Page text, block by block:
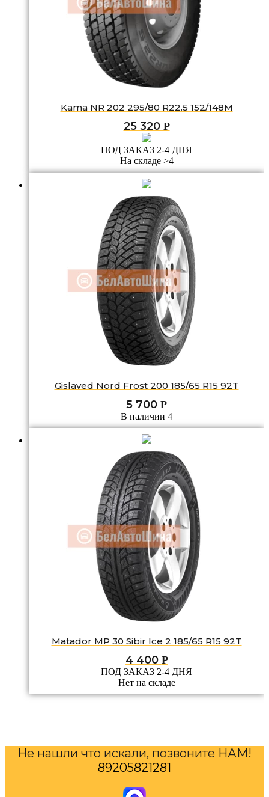
Kama NR 202 295/80 R22.5 152/148M
25 320 Р
ПОД ЗАКАЗ 2-4 ДНЯ
На складе >4
Gislaved Nord Frost 200 185/65 R15 92T
5 700 Р
В наличии 4
Matador MP 30 Sibir Ice 2 185/65 R15 92T
4 400 Р
ПОД ЗАКАЗ 2-4 ДНЯ
Нет на складе
Не нашли что искали, позвоните НАМ!
89205821281